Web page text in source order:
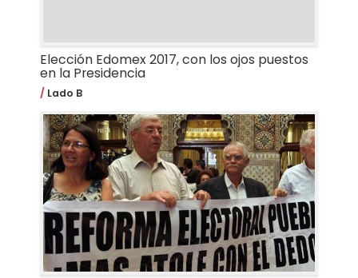
Elección Edomex 2017, con los ojos puestos
en la Presidencia
Lado B